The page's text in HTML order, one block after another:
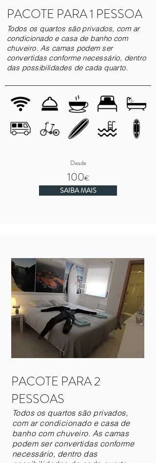
PACOTE PARA 1 PESSOA
Todos os quartos são privados, com ar
condicionado e casa de banho com
chuveiro. As camas podem ser
convertidas conforme necessário, dentro
das possibilidades de cada quarto.
Desde
100€
SAIBA MAIS
PACOTE PARA 2
PESSOAS
Todos os quartos são privados,
com ar condicionado e casa de
banho com chuveiro. As camas
podem ser convertidas conforme
necessário, dentro das